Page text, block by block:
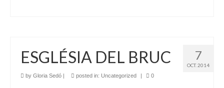
7
OCT. 2014
ESGLÉSIA DEL BRUC
by Gloria Sedó | posted in: Uncategorized | 0